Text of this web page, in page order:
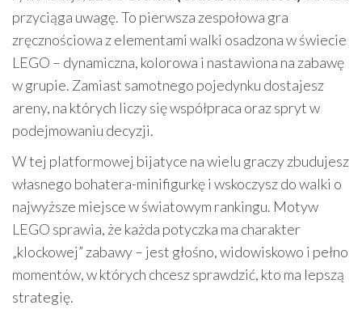
przyciąga uwagę. To pierwsza zespołowa gra
zręcznościowa z elementami walki osadzona w świecie
LEGO – dynamiczna, kolorowa i nastawiona na zabawę
w grupie. Zamiast samotnego pojedynku dostajesz
areny, na których liczy się współpraca oraz spryt w
podejmowaniu decyzji.
W tej platformowej bijatyce na wielu graczy zbudujesz
własnego bohatera-minifigurkę i wskoczysz do walki o
najwyższe miejsce w światowym rankingu. Motyw
LEGO sprawia, że każda potyczka ma charakter
„klockowej” zabawy – jest głośno, widowiskowo i pełno
momentów, w których chcesz sprawdzić, kto ma lepszą
strategię.